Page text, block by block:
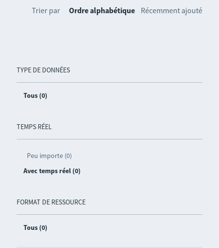
TYPE DE DONNÉES
Tous (0)
TEMPS RÉEL
Peu importe (0)
Avec temps réel (0)
FORMAT DE RESSOURCE
Tous (0)
Trier par Ordre alphabétique Récemment ajouté